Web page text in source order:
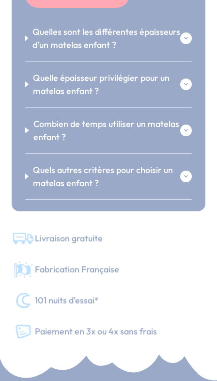
Quelles sont les différentes épaisseurs
d’un matelas enfant ?
Quelle épaisseur privilégier pour un
matelas enfant ?
Combien de temps utiliser un matelas
enfant ?
Quels autres critères pour choisir un
matelas enfant ?
Livraison gratuite
Fabrication Française
101 nuits d'essai*
Paiement en 3x ou 4x sans frais